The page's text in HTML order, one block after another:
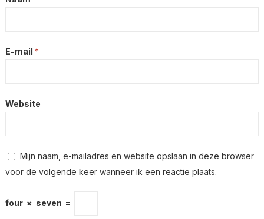
E-mail *
Website
Mijn naam, e-mailadres en website opslaan in deze browser
voor de volgende keer wanneer ik een reactie plaats.
four × seven =